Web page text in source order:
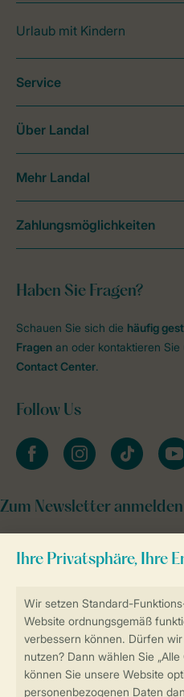
Sicher und schnell zur
Sichere Datenübertragung
Urlaub mit Kindern
Haben Sie Fragen?
Schauen Sie sich die häufig
Fragen an oder kontaktieren Sie
Contact Center.
Follow Us
facebookinstagramtiktok
Zum Newsletter anmelden
Service
Über Landal
Mehr Landal
Zahlungsmöglichkeiten